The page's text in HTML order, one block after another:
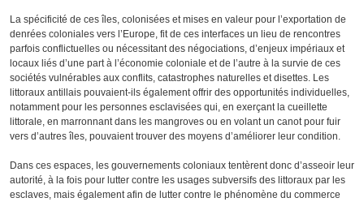
La spécificité de ces îles, colonisées et mises en valeur pour l’exportation de
denrées coloniales vers l’Europe, fit de ces interfaces un lieu de rencontres
parfois conflictuelles ou nécessitant des négociations, d’enjeux impériaux et
locaux liés d’une part à l’économie coloniale et de l’autre à la survie de ces
sociétés vulnérables aux conflits, catastrophes naturelles et disettes. Les
littoraux antillais pouvaient-ils également offrir des opportunités individuelles,
notamment pour les personnes esclavisées qui, en exerçant la cueillette
littorale, en marronnant dans les mangroves ou en volant un canot pour fuir
vers d’autres îles, pouvaient trouver des moyens d’améliorer leur condition.
Dans ces espaces, les gouvernements coloniaux tentèrent donc d’asseoir leur
autorité, à la fois pour lutter contre les usages subversifs des littoraux par les
esclaves, mais également afin de lutter contre le phénomène du commerce